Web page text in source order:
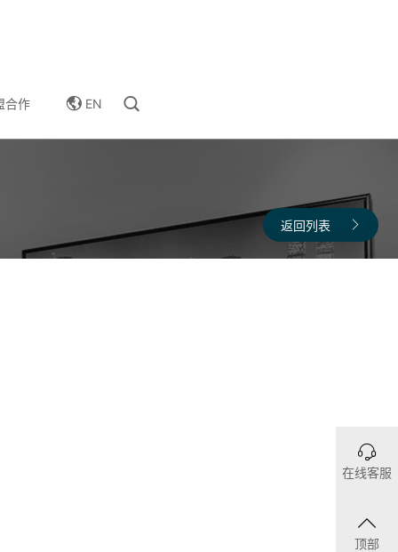
合作 EN
返回列表
在线客服
顶部